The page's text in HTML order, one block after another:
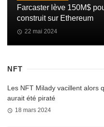
Farcaster lève 150M$
construit sur Ethereum
22 mai 2024
NFT
Les NFT Milady vacillent alors
aurait été piraté
18 mars 2024